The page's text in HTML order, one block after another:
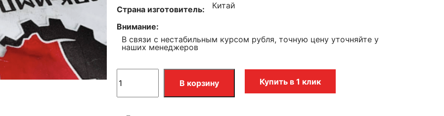
Страна изготовитель Китай
Внимание
В связи с нестабильным курсом рубля, точную цену уточняйте у
наших менеджеров
В корзину Купить в 1 клик